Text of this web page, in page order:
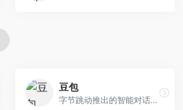
豆包
字节跳动推出的智能对话助手平台，提供文本创作、知识问答、英语学习等多种AI服务。面向普通用户和内容创作者，支持多轮对话和文件解析，免费使用，响应速度快，中文理解能力强。